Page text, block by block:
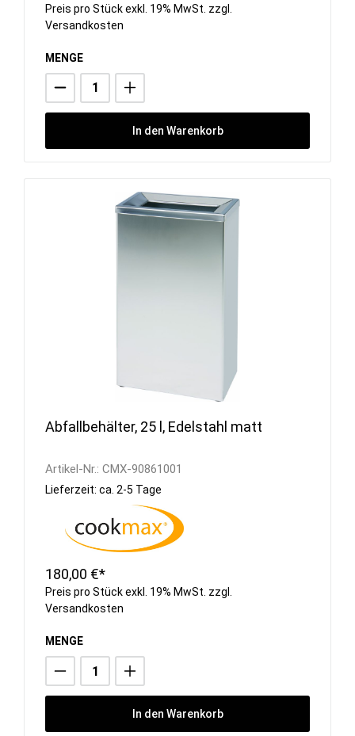
Preis pro Stück exkl. 19% MwSt. zzgl.
Versandkosten
MENGE
In den Warenkorb
Abfallbehälter, 25 l, Edelstahl matt
Artikel-Nr.: CMX-90861001
Lieferzeit: ca. 2-5 Tage
180,00 €*
Preis pro Stück exkl. 19% MwSt. zzgl.
Versandkosten
MENGE
In den Warenkorb